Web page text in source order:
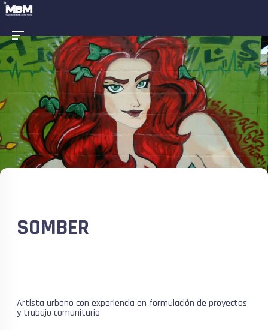
SOMBER
Artista urbano con experiencia en formulación de proyectos
y trabajo comunitario